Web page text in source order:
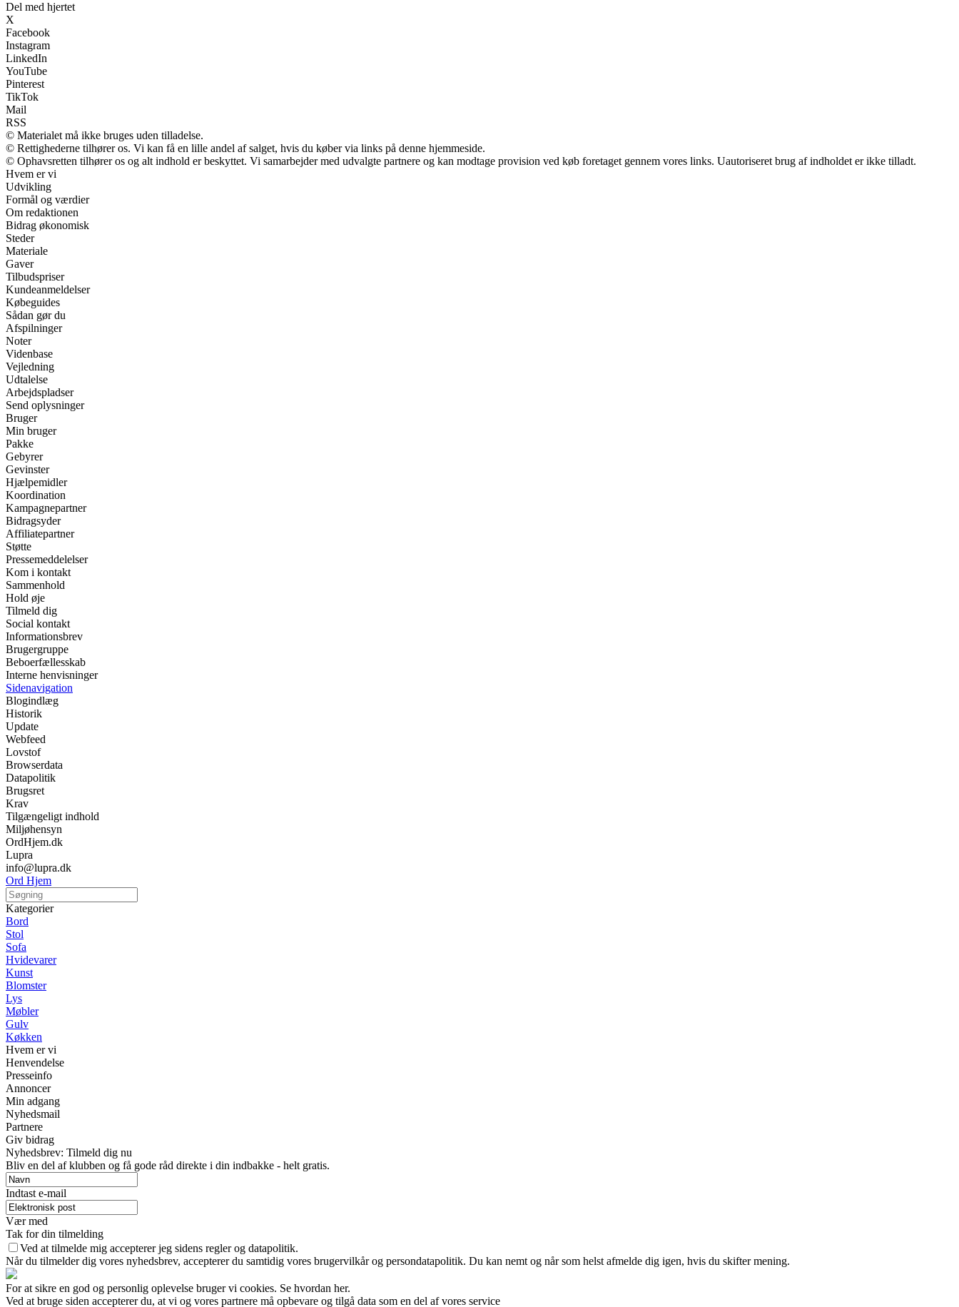
Del med hjertet
X
Facebook
Instagram
LinkedIn
YouTube
Pinterest
TikTok
Mail
RSS
© Materialet må ikke bruges uden tilladelse.
© Rettighederne tilhører os. Vi kan få en lille andel af salget, hvis du køber via links på denne hjemmeside.
© Ophavsretten tilhører os og alt indhold er beskyttet. Vi samarbejder med udvalgte partnere og kan modtage provision ved køb foretaget gennem vores links. Uautoriseret brug af indholdet er ikke tilladt.
Hvem er vi
Udvikling
Formål og værdier
Om redaktionen
Bidrag økonomisk
Steder
Materiale
Gaver
Tilbudspriser
Kundeanmeldelser
Købeguides
Sådan gør du
Afspilninger
Noter
Videnbase
Vejledning
Udtalelse
Arbejdspladser
Send oplysninger
Bruger
Min bruger
Pakke
Gebyrer
Gevinster
Hjælpemidler
Koordination
Kampagnepartner
Bidragsyder
Affiliatepartner
Støtte
Pressemeddelelser
Kom i kontakt
Sammenhold
Hold øje
Tilmeld dig
Social kontakt
Informationsbrev
Brugergruppe
Beboerfællesskab
Interne henvisninger
Sidenavigation
Blogindlæg
Historik
Update
Webfeed
Lovstof
Browserdata
Datapolitik
Brugsret
Krav
Tilgængeligt indhold
Miljøhensyn
OrdHjem.dk
Lupra
info@lupra.dk
Ord Hjem
Kategorier
Bord
Stol
Sofa
Hvidevarer
Kunst
Blomster
Lys
Møbler
Gulv
Køkken
Hvem er vi
Henvendelse
Presseinfo
Annoncer
Min adgang
Nyhedsmail
Partnere
Giv bidrag
Nyhedsbrev: Tilmeld dig nu
Bliv en del af klubben og få gode råd direkte i din indbakke - helt gratis.
Indtast e-mail
Vær med
Tak for din tilmelding
Ved at tilmelde mig accepterer jeg sidens regler og datapolitik.
Når du tilmelder dig vores nyhedsbrev, accepterer du samtidig vores brugervilkår og persondatapolitik. Du kan nemt og når som helst afmelde dig igen, hvis du skifter mening.
For at sikre en god og personlig oplevelse bruger vi cookies. Se hvordan her.
Ved at bruge siden accepterer du, at vi og vores partnere må opbevare og tilgå data som en del af vores service